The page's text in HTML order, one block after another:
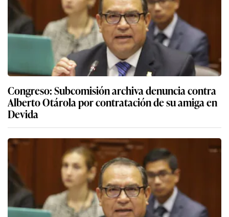
Congreso: Subcomisión archiva denuncia contra
Alberto Otárola por contratación de su amiga en
Devida